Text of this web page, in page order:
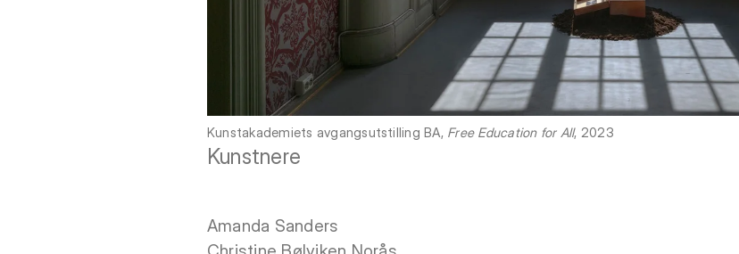
Kunstakademiets avgangsutstilling BA, Free Education for All, 2023
Kunstnere
Amanda Sanders